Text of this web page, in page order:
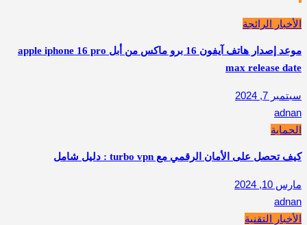
الأخبار الرائجة
موعد إصدار هاتف آيفون 16 برو ماكس من أبل apple iphone 16 pro
max release date
سبتمبر 7, 2024
adnan
الحماية
كيف تحصل على الأمان الرقمي مع turbo vpn : دليل شامل
مارس 10, 2024
adnan
الأخبار التقنية